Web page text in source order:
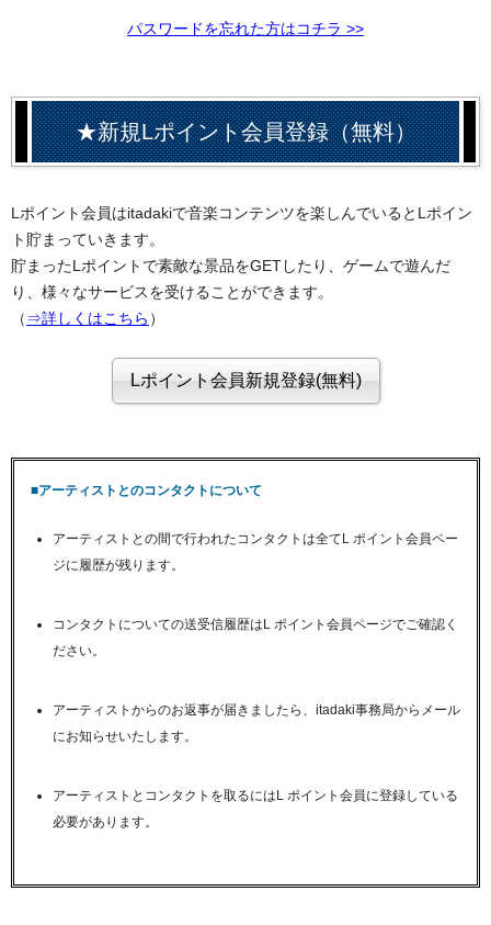
パスワードを忘れた方はコチラ >>
★新規Lポイント会員登録（無料）
Lポイント会員はitadakiで音楽コンテンツを楽しんでいるとLポイン
ト貯まっていきます。
貯まったLポイントで素敵な景品をGETしたり、ゲームで遊んだ
り、様々なサービスを受けることができます。
（ ⇒詳しくはこちら ）
■アーティストとのコンタクトについて
アーティストとの間で行われたコンタクトは全てL ポイント会員ペー
ジに履歴が残ります。
コンタクトについての送受信履歴はL ポイント会員ページでご確認く
ださい。
アーティストからのお返事が届きましたら、itadaki事務局からメール
にお知らせいたします。
アーティストとコンタクトを取るにはL ポイント会員に登録している
必要があります。